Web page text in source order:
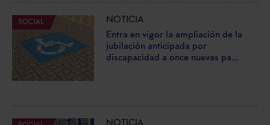
SOCIAL
NOTICIA
Entra en vigor la ampliación de la
jubilación anticipada por
discapacidad a once nuevas pa...
NOTICIA